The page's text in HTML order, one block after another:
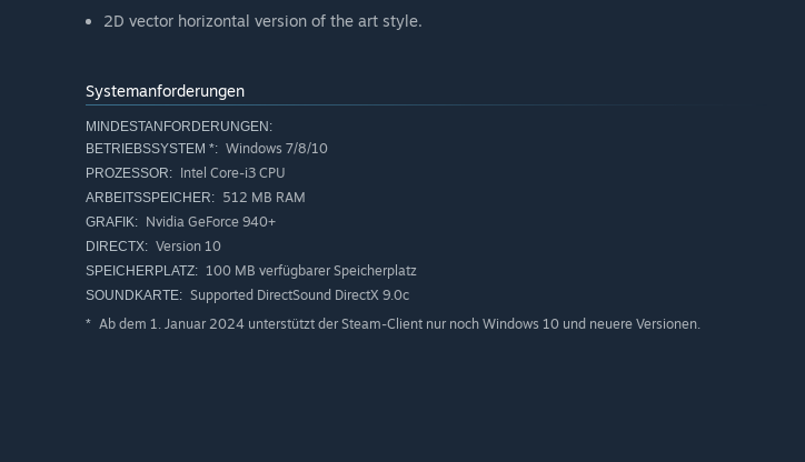
2D vector horizontal version of the art style.
Systemanforderungen
MINDESTANFORDERUNGEN:
BETRIEBSSYSTEM *: Windows 7/8/10
PROZESSOR: Intel Core-i3 CPU
ARBEITSSPEICHER: 512 MB RAM
GRAFIK: Nvidia GeForce 940+
DIRECTX: Version 10
SPEICHERPLATZ: 100 MB verfügbarer Speicherplatz
SOUNDKARTE: Supported DirectSound DirectX 9.0c
* Ab dem 1. Januar 2024 unterstützt der Steam-Client nur noch Windows 10 und neuere Versionen.